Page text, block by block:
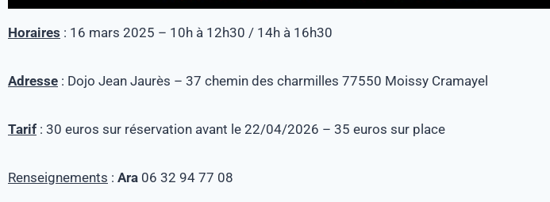
Horaires : 16 mars 2025 – 10h à 12h30 / 14h à 16h30
Adresse : Dojo Jean Jaurès – 37 chemin des charmilles 77550 Moissy Cramayel
Tarif : 30 euros sur réservation avant le 22/04/2026 – 35 euros sur place
Renseignements : Ara 06 32 94 77 08